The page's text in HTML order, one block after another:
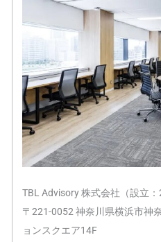
TBL Advisory 株式会社（設立：
〒221-0052 神奈川県横浜市神
ョンスクエア14F